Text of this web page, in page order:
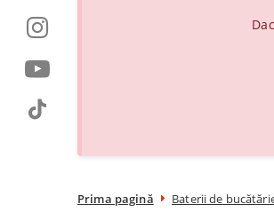
Prima pagină Baterii de